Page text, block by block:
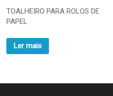
TOALHEIRO PARA ROLOS DE
PAPEL
Ler mais